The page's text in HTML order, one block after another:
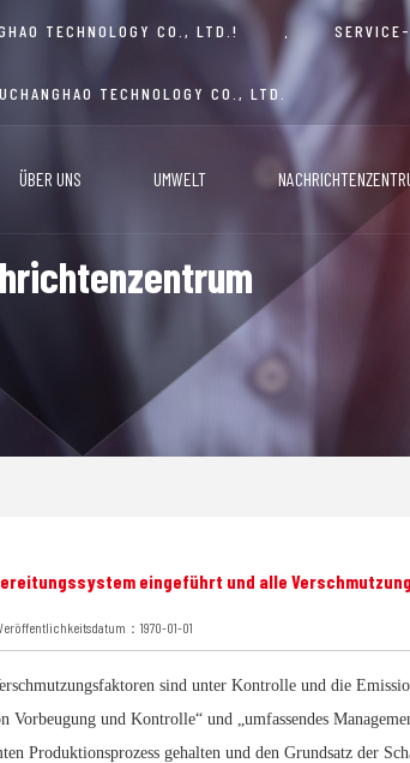
TECHNOLOGY CO., LTD.!
TECHNOLOGY CO., LTD.
ÜBER UNS UMWELT
eingeführt und alle
：1970-01-01
sind unter Kontrolle und die
und Kontrolle“ und „umfassendes
Produktionsprozess gehalten und den Grundsatz der